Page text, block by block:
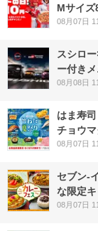
Mサイ
08月07日
スシロ
ー付き
08月08日
はま寿
チョウ
08月07日
セブン‐
な限定
08月07日